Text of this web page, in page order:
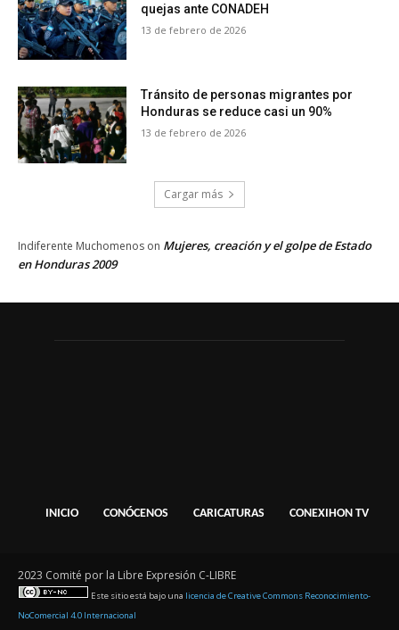
quejas ante CONADEH
13 de febrero de 2026
Tránsito de personas migrantes por
Honduras se reduce casi un 90%
13 de febrero de 2026
Cargar más
Indiferente Muchomenos on Mujeres, creación y el golpe de Estado
en Honduras 2009
INICIO CONÓCENOS CARICATURAS CONEXIHON TV
2023 Comité por la Libre Expresión C-LIBRE
Este sitio está bajo una licencia de Creative Commons Reconocimiento-
NoComercial 4.0 Internacional